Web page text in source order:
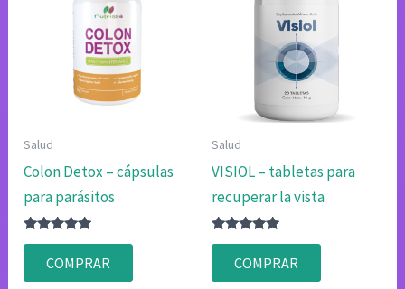
Salud
Colon Detox – cápsulas
para parásitos
Valorado
4.75
de 5
COMPRAR
Salud
VISIOL – tabletas para
recuperar la vista
Valorado
4.75
de 5
COMPRAR